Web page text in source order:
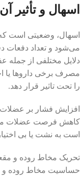
اسهال و تأثیر
اسهال، وضعیتی است
می‌شود و تعداد دفعات
دلایل مختلفی از
مصرف برخی داروها یا
را تحت تاثیر قرار دهد.
افزایش فشار بر
کاهش فرصت عضلات
است به نشت یا بی
تحریک مخاط روده و
حساسیت مخاط روده و